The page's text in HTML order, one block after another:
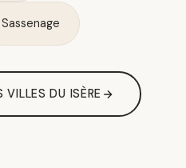
Sassenage
VILLES DU ISÈRE